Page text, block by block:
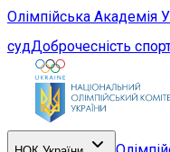
Олімпійська Академія
судДоброчесність